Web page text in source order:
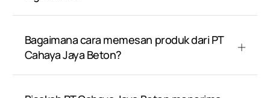
Bagaimana cara memesan produk dari PT
Cahaya Jaya Beton?